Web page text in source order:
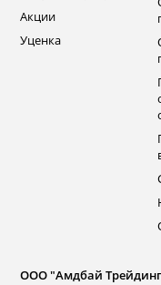
Акции
Уценка
ООО "Амдбай